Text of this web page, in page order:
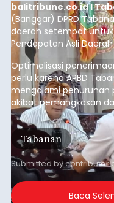
balitribune.co.id I
(Banggar) DPRD
daerah setempat
Pendapatan Asli
anggaran 2027.
Optimalisasi
perlu karena APBD
mengalami
akibat pemangkasan
Daerah (TKD) dari
Tabanan
Submitted bycontributor
Baca